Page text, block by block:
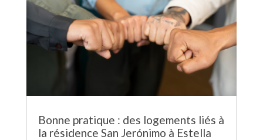
Bonne pratique : des logements liés à
la résidence San Jerónimo à Estella